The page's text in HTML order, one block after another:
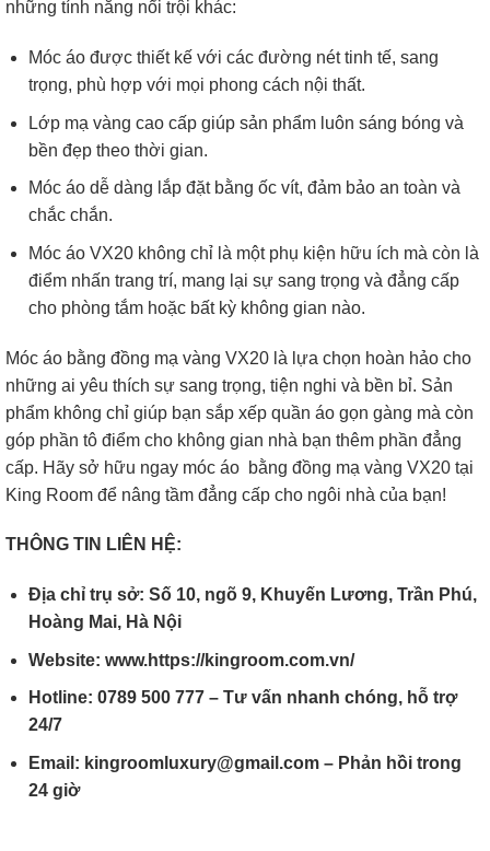
những tính năng nổi trội khác:
Móc áo được thiết kế với các đường nét tinh tế, sang
trọng, phù hợp với mọi phong cách nội thất.
Lớp mạ vàng cao cấp giúp sản phẩm luôn sáng bóng và
bền đẹp theo thời gian.
Móc áo dễ dàng lắp đặt bằng ốc vít, đảm bảo an toàn và
chắc chắn.
Móc áo VX20 không chỉ là một phụ kiện hữu ích mà còn là
điểm nhấn trang trí, mang lại sự sang trọng và đẳng cấp
cho phòng tắm hoặc bất kỳ không gian nào.
Móc áo bằng đồng mạ vàng VX20 là lựa chọn hoàn hảo cho
những ai yêu thích sự sang trọng, tiện nghi và bền bỉ. Sản
phẩm không chỉ giúp bạn sắp xếp quần áo gọn gàng mà còn
góp phần tô điểm cho không gian nhà bạn thêm phần đẳng
cấp. Hãy sở hữu ngay móc áo bằng đồng mạ vàng VX20 tại
King Room để nâng tầm đẳng cấp cho ngôi nhà của bạn!
THÔNG TIN LIÊN HỆ:
Địa chỉ trụ sở: Số 10, ngõ 9, Khuyến Lương, Trần Phú,
Hoàng Mai, Hà Nội
Website: www.https://kingroom.com.vn/
Hotline: 0789 500 777 – Tư vấn nhanh chóng, hỗ trợ
24/7
Email: kingroomluxury@gmail.com – Phản hồi trong
24 giờ